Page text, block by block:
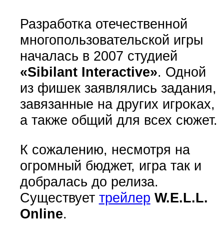
Разработка отечественной
многопользовательской игры
началась в 2007 студией
«Sibilant Interactive». Одной
из фишек заявлялись задания,
завязанные на других игроках,
а также общий для всех сюжет.
К сожалению, несмотря на
огромный бюджет, игра так и
добралась до релиза.
Существует трейлер W.E.L.L.
Online.